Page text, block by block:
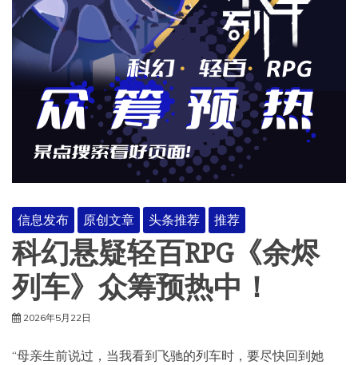
信息发布 原创文章 头条推荐 推荐
科幻悬疑轻百RPG《余烬
列车》众筹预热中！
2026年5月22日
“母亲生前说过，当我看到飞驰的列车时，要尽快回到她